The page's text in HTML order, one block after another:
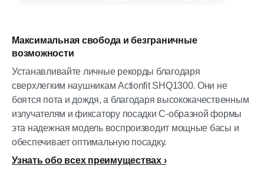
Максимальная свобода и безграничные
возможности
Устанавливайте личные рекорды благодаря
сверхлегким наушникам Actionfit SHQ1300. Они не
боятся пота и дождя, а благодаря высококачественным
излучателям и фиксатору посадки С-образной формы
эта надежная модель воспроизводит мощные басы и
обеспечивает оптимальную посадку.
Узнать обо всех преимуществах